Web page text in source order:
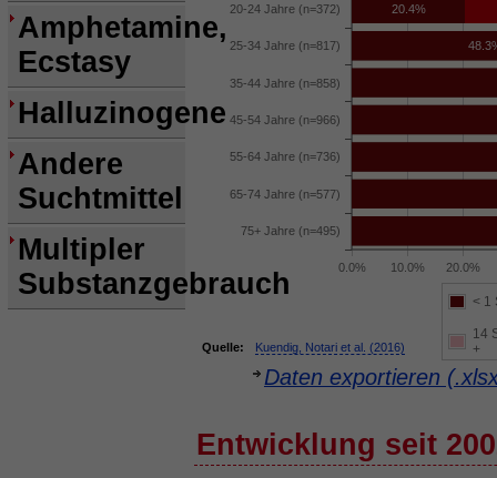
Amphetamine,
Ecstasy
Halluzinogene
Andere
Suchtmittel
Multipler
Substanzgebrauch
0.0% 10.0% 20.0%
75+ Jahre (n=495)
65-74 Jahre (n=577)
55-64 Jahre (n=736)
45-54 Jahre (n=966)
35-44 Jahre (n=858)
25-34 Jahre (n=817)
20-24 Jahre (n=372) 20.4%
< 1
14
+
Quelle: Kuendig, Notari et al. (2016)
Daten exportieren
Entwicklung seit